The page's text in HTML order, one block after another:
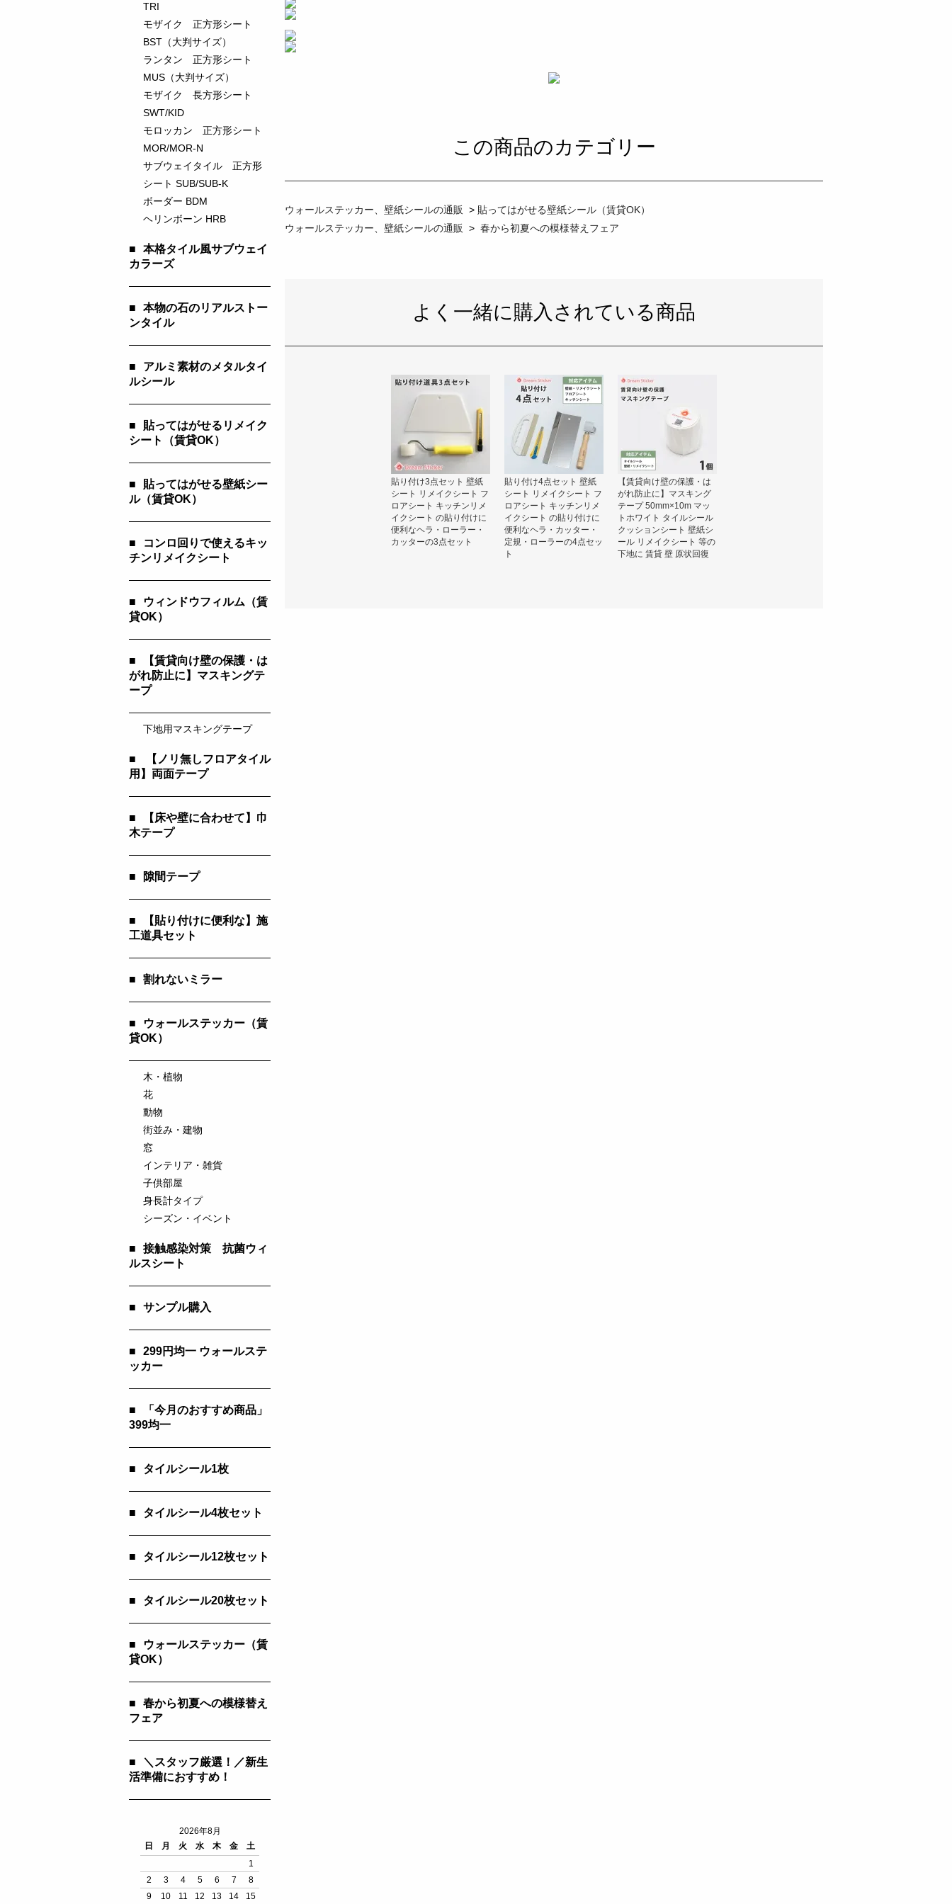
TRI
モザイク 正方形シート
BST（大判サイズ）
ランタン 正方形シート
MUS（大判サイズ）
モザイク 長方形シート
SWT/KID
モロッカン 正方形シート
MOR/MOR-N
サブウェイタイル 正方形
シート SUB/SUB-K
ボーダー BDM
ヘリンボーン HRB
■
本格タイル風サブウェイ
カラーズ
■
本物の石のリアルストー
ンタイル
■
アルミ素材のメタルタイ
ルシール
■
貼ってはがせるリメイク
シート（賃貸OK）
■
貼ってはがせる壁紙シー
ル（賃貸OK）
■
コンロ回りで使えるキッ
チンリメイクシート
■
ウィンドウフィルム（賃
貸OK）
■
【賃貸向け壁の保護・は
がれ防止に】マスキングテ
ープ
下地用マスキングテープ
■
【ノリ無しフロアタイル
用】両面テープ
■
【床や壁に合わせて】巾
木テープ
■ 隙間テープ
■
【貼り付けに便利な】施
工道具セット
■ 割れないミラー
■
ウォールステッカー（賃
貸OK）
木・植物
花
動物
街並み・建物
窓
インテリア・雑貨
子供部屋
身長計タイプ
シーズン・イベント
■
接触感染対策 抗菌ウィ
ルスシート
■ サンプル購入
■
299円均一 ウォールステ
ッカー
■
「今月のおすすめ商品」
399均一
■ タイルシール1枚
■ タイルシール4枚セット
■ タイルシール12枚セット
■ タイルシール20枚セット
■
ウォールステッカー（賃
貸OK）
■
春から初夏への模様替え
フェア
■
＼スタッフ厳選！／新生
活準備におすすめ！
2026年8月
日
月 火 水 木 金
土
1
2
3 4 5 6 7
8
9
10 11 12 13 14 15
この商品のカテゴリー
ウォールステッカー、壁紙シールの通販 > 貼ってはがせる壁紙シール（賃貸OK）
ウォールステッカー、壁紙シールの通販
> 春から初夏への模様替えフェア
よく一緒に購入されている商品
貼り付け3点セット 壁紙
シート リメイクシート フ
ロアシート キッチンリメ
イクシート の貼り付けに
便利なヘラ・ローラー・
カッターの3点セット
貼り付け4点セット 壁紙
シート リメイクシート フ
ロアシート キッチンリメ
イクシート の貼り付けに
便利なヘラ・カッター・
定規・ローラーの4点セッ
ト
【賃貸向け壁の保護・は
がれ防止に】マスキング
テープ 50mm×10m マッ
トホワイト タイルシール
クッションシート 壁紙シ
ール リメイクシート 等の
下地に 賃貸 壁 原状回復